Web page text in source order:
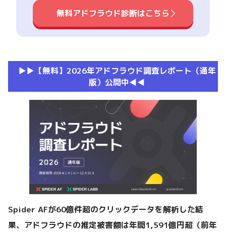
無料アドフラウド診断はこちら
▶︎▶︎【無料】2026年アドフラウド調査レポート（通年
版）公開中◀︎◀︎
Spider AFが60億件超のクリックデータを解析した結
果、アドフラウドの推定被害額は年間1,591億円超（前年